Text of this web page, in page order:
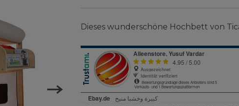
Dieses wunderschöne Hochbett von